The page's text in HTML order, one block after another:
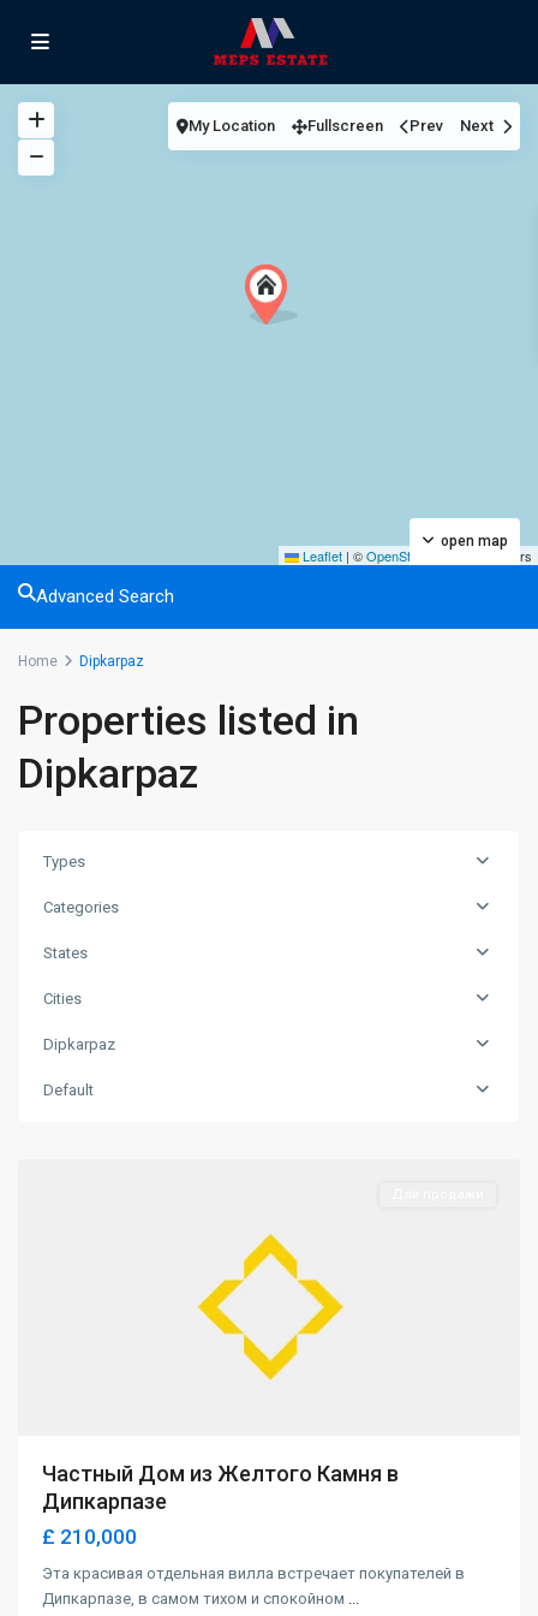
Leaflet | ©OpenStreetMap contributors
open map
My Location Fullscreen Prev Next
Advanced Search
Home Dipkarpaz
Properties listed in
Dipkarpaz
Types
Categories
States
Cities
Dipkarpaz
Default
Частный Дом из Желтого Камня в
Дипкарпазе
£ 210,000
Эта красивая отдельная вилла встречает покупателей в
Дипкарпазе, в самом тихом и спокойном ...